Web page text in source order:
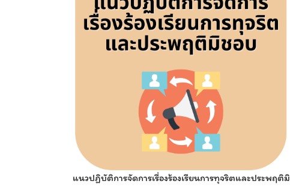
แนวปฏิบัติการจัดการเรื่องร้องเรียนการทุจริตและประพฤติมิ